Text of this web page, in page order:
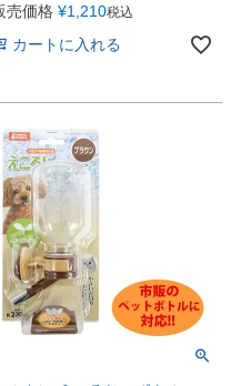
売価格 ¥1,210税込
カートに入れる